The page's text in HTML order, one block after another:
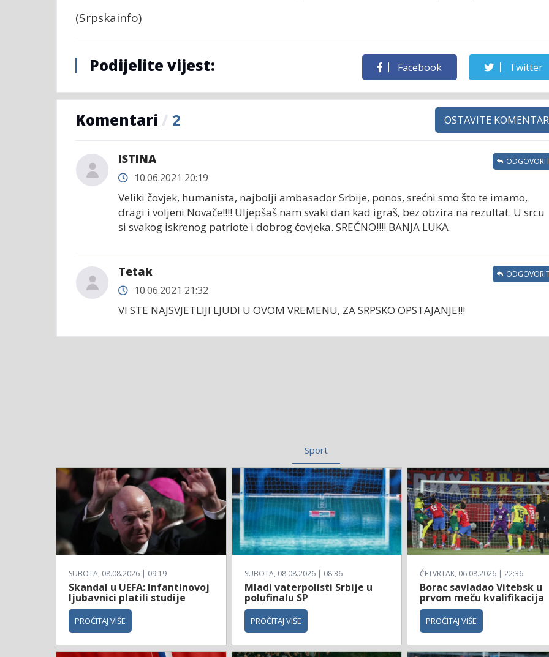
(Srpskainfo)
Podijelite vijest: Facebook Twitter
Komentari / 2 OSTAVITE KOMENTAR
ISTINA
10.06.2021 20:19
Veliki čovjek, humanista, najbolji ambasador Srbije, ponos, srećni smo što te imamo,
dragi i voljeni Novače!!!! Uljepšaš nam svaki dan kad igraš, bez obzira na rezultat. U srcu
si svakog iskrenog patriote i dobrog čovjeka. SREĆNO!!!! BANJA LUKA.
Tetak
10.06.2021 21:32
VI STE NAJSVJETLIJI LJUDI U OVOM VREMENU, ZA SRPSKO OPSTAJANJE!!!
Sport
SUBOTA, 08.08.2026 | 09:19
Skandal u UEFA: Infantinovoj
ljubavnici platili studije
PROČITAJ VIŠE
SUBOTA, 08.08.2026 | 08:36
Mladi vaterpolisti Srbije u
polufinalu SP
PROČITAJ VIŠE
ČETVRTAK, 06.08.2026 | 22:36
Borac savladao Vitebsk u
prvom meču kvalifikacija
PROČITAJ VIŠE